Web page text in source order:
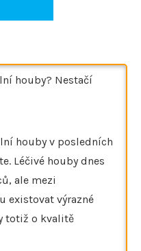
houby? Nestačí
houby v posledních
Léčivé houby dnes
ale mezi
existovat výrazné
totiž o kvalitě